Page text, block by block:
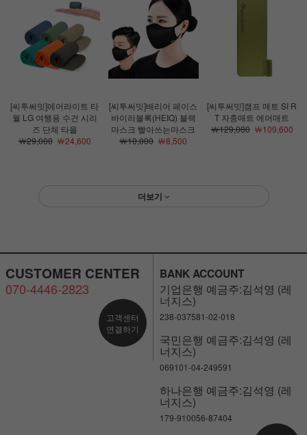
[씨투써밋]에어라이트 타
월 LG 여행용 수건 시리
즈 단체 타올
￦29,000￦24,600
[씨투써밋]배리어 페이스
바이러블록(HEIQ) 블랙
마스크 빨아쓰는마스크
￦10,000 ￦8,500
[씨투써밋]캠프 매트 SI R
T 자충매트 에어매트
￦129,000￦109,600
더보기
CUSTOMER CENTER
070-4446-2823
고객센터
연결하기
BANK ACCOUNT
기업은행 예금주:김석영 (레
너지스)
238-037581-02-018
국민은행 예금주:김석영 (레
너지스)
069101-04-249591
하나은행 예금주:김석영 (레
너지스)
179-910056-87404